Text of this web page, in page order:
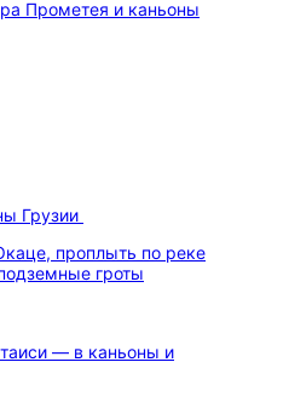
Грузии
проплыть по реке
гроты